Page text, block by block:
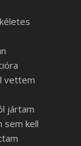
vettem
jártam
sem kell